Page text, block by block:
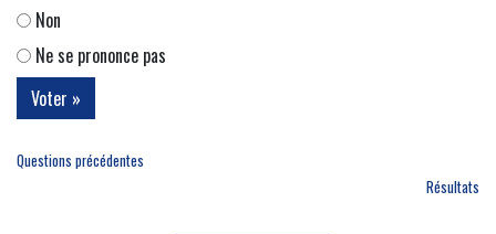
Non
Ne se prononce pas
Questions précédentes
Résultats